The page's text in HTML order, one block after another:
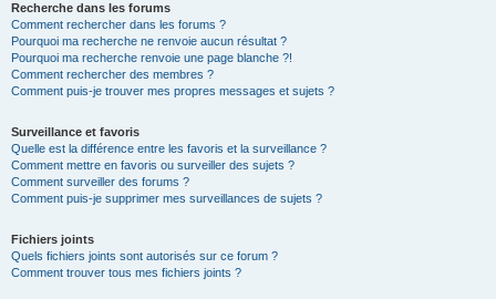
Recherche dans les forums
Comment rechercher dans les forums ?
Pourquoi ma recherche ne renvoie aucun résultat ?
Pourquoi ma recherche renvoie une page blanche ?!
Comment rechercher des membres ?
Comment puis-je trouver mes propres messages et sujets ?
Surveillance et favoris
Quelle est la différence entre les favoris et la surveillance ?
Comment mettre en favoris ou surveiller des sujets ?
Comment surveiller des forums ?
Comment puis-je supprimer mes surveillances de sujets ?
Fichiers joints
Quels fichiers joints sont autorisés sur ce forum ?
Comment trouver tous mes fichiers joints ?